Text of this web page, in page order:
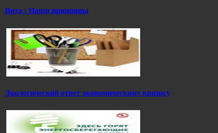
Вита : Наши принципы
Экологический ответ экономическому кризису